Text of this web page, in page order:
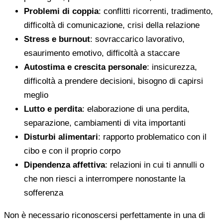
Problemi di coppia: conflitti ricorrenti, tradimento,
difficoltà di comunicazione, crisi della relazione
Stress e burnout: sovraccarico lavorativo,
esaurimento emotivo, difficoltà a staccare
Autostima e crescita personale: insicurezza,
difficoltà a prendere decisioni, bisogno di capirsi
meglio
Lutto e perdita: elaborazione di una perdita,
separazione, cambiamenti di vita importanti
Disturbi alimentari: rapporto problematico con il
cibo e con il proprio corpo
Dipendenza affettiva: relazioni in cui ti annulli o
che non riesci a interrompere nonostante la
sofferenza
Non è necessario riconoscersi perfettamente in una di